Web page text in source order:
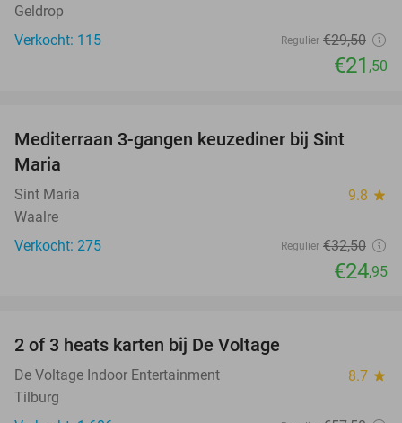
Geldrop
Verkocht: 115
Regulier €29,50
€21 ,50
Mediterraan 3-gangen keuzediner bij Sint
Maria
Sint Maria 9.8 star
Waalre
Verkocht: 275
Regulier €32,50
€24,95
2 of 3 heats karten bij De Voltage
De Voltage Indoor Entertainment 8.7 star
Tilburg